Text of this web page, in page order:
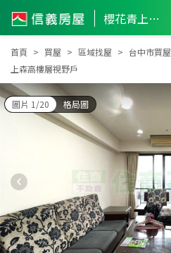
櫻花青上森高樓層視野戶
首頁 買屋 區域找屋 台中市買屋
上森高樓層視野戶
圖片 1/20 格局圖